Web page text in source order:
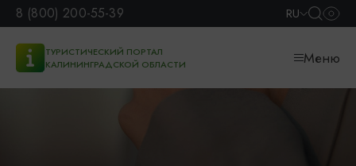
8 (800) 200-55-39 RU
ТУРИСТИЧЕСКИЙ ПОРТАЛ
КАЛИНИНГРАДСКОЙ ОБЛАСТИ
Меню